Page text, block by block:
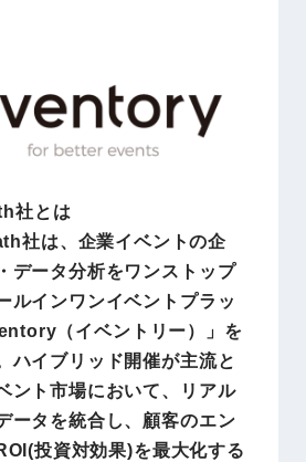
社とは
社は、企業イベントの企
データ分析をワンストップ
ルインワンイベントプラッ
（イベントリー）」を
ハイブリッド開催が主流と
ント市場において、リアル
ータを統合し、顧客のエン
投資対効果)を最大化する